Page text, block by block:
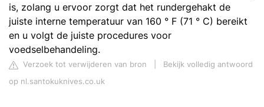
is, zolang u ervoor zorgt dat het rundergehakt de
juiste interne temperatuur van 160 ° F (71 ° C) bereikt
en u volgt de juiste procedures voor
voedselbehandeling.
Verzoek tot verwijderen van bron
Bekijk volledig antwoord
op nl.santokuknives.co.uk